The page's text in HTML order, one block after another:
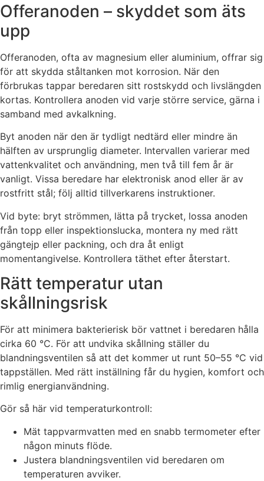
Offeranoden – skyddet som äts
upp
Offeranoden, ofta av magnesium eller aluminium, offrar sig
för att skydda ståltanken mot korrosion. När den
förbrukas tappar beredaren sitt rostskydd och livslängden
kortas. Kontrollera anoden vid varje större service, gärna i
samband med avkalkning.
Byt anoden när den är tydligt nedtärd eller mindre än
hälften av ursprunglig diameter. Intervallen varierar med
vattenkvalitet och användning, men två till fem år är
vanligt. Vissa beredare har elektronisk anod eller är av
rostfritt stål; följ alltid tillverkarens instruktioner.
Vid byte: bryt strömmen, lätta på trycket, lossa anoden
från topp eller inspektionslucka, montera ny med rätt
gängtejp eller packning, och dra åt enligt
momentangivelse. Kontrollera täthet efter återstart.
Rätt temperatur utan
skållningsrisk
För att minimera bakterierisk bör vattnet i beredaren hålla
cirka 60 °C. För att undvika skållning ställer du
blandningsventilen så att det kommer ut runt 50–55 °C vid
tappställen. Med rätt inställning får du hygien, komfort och
rimlig energianvändning.
Gör så här vid temperaturkontroll:
Mät tappvarmvatten med en snabb termometer efter
någon minuts flöde.
Justera blandningsventilen vid beredaren om
temperaturen avviker.